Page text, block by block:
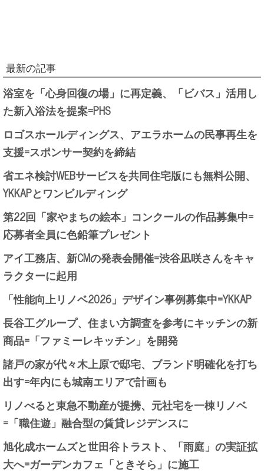
最新の記事
浴室を「心身回復の場」に再定義、「ビバス」活用し
た新入浴法を提案=PHS
ロゴスホールディングス、アエラホームの民事再生を
支援=スポンサー契約を締結
省エネ検討WEBサービスを共同住宅版にも無料公開、
YKKAPとワンビルディング
第22回「家やまちの絵本」コンクールの作品募集中=
応募者全員に色鉛筆プレゼント
アイ工務店、新CMの発表会開催=渋谷凪咲さんをキャ
ラクターに起用
「性能向上リノベ2026」デザイン事例募集中=YKKAP
長谷工グループ、住まい方調査を参考にキッチンの新
商品=「ファミーレキッチン」を開発
諸戸の家が代々木上原で邸宅、ブランド明確化を打ち
出す=年内にも城南エリアで計画も
リノべると東急不動産が提携、元社宅を一棟リノベ
=「職住遊」融合型の賃貸レジデンスに
旭化成ホームズと世田谷トラスト、「雨庭」の実証拡
大へ=ガーデンカフェ「ときそら」に施工